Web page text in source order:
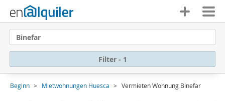
Binefar
Filter - 1
Beginn Mietwohnungen Huesca Vermieten Wohnung Binefar